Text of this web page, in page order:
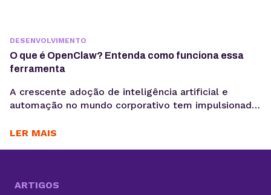
DESENVOLVIMENTO
O que é OpenClaw? Entenda como funciona essa
ferramenta
A crescente adoção de inteligência artificial e
automação no mundo corporativo tem impulsionado
coleta, análise e ativação de dados, exatamente o
aproximar do...
LER MAIS
ARTIGOS